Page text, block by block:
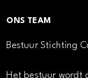
ONS TEAM
Bestuur Stichting
Het bestuur wordt